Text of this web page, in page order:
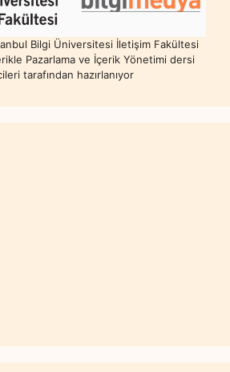
Bilgi Üniversitesi İletişim Fakültesi
Pazarlama ve İçerik Yönetimi dersi
tarafından hazırlanıyor